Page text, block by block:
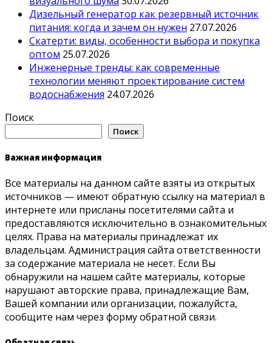
Дизельный генератор как резервный источник
питания: когда и зачем он нужен 27.07.2026
Скатерти: виды, особенности выбора и покупка
оптом 25.07.2026
Инженерные тренды: как современные
технологии меняют проектирование систем
водоснабжения 24.07.2026
Поиск
Поиск
Важная информация
Все материалы на данном сайте взяты из открытых
источников — имеют обратную ссылку на материал в
интернете или присланы посетителями сайта и
предоставляются исключительно в ознакомительных
целях. Права на материалы принадлежат их
владельцам. Администрация сайта ответственности
за содержание материала не несет. Если Вы
обнаружили на нашем сайте материалы, которые
нарушают авторские права, принадлежащие Вам,
Вашей компании или организации, пожалуйста,
сообщите нам через форму обратной связи.